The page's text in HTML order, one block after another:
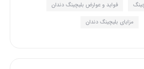
فواید و عوارض بلیچینگ دندان
مزایای بلیچینگ دندان